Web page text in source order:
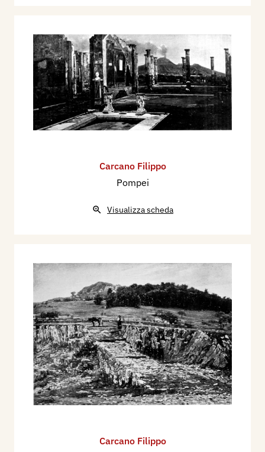
Carcano Filippo
Pompei
Visualizza scheda
Carcano Filippo